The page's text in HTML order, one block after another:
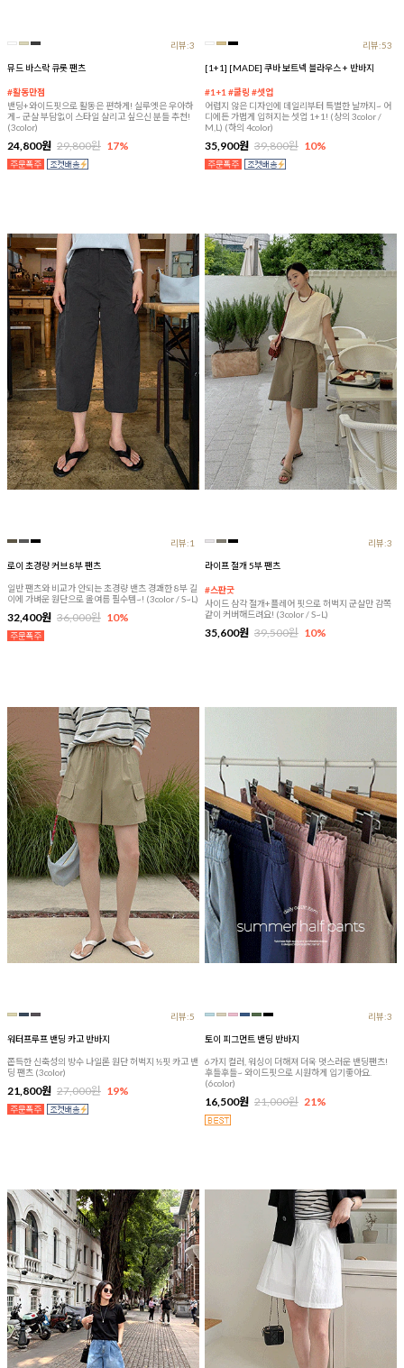
리뷰:3
뮤드 바스락 큐롯 팬츠
#활동만점
밴딩+와이드핏으로 활동은 편하게! 실루엣은 우아하
게~ 군살 부담없이 스타일 살리고 싶으신 분들 추천!
(3color)
24,800원 29,800원 17%
리뷰:53
[1+1] [MADE] 쿠바 보트넥 블라우스 + 반바지
#1+1 #쿨링 #셋업
어렵지 않은 디자인에 데일리부터 특별한 날까지~ 어
디에든 가볍게 입혀지는 셋업 1+1! (상의 3color /
M,L) (하의 4color)
35,900원 39,800원 10%
리뷰:1
로이 초경량 커브 8부 팬츠
일반 팬츠와 비교가 안되는 초경량 밴츠 경쾌한 8부 길
이에 가벼운 원단으로 올여름 필수템~! (3color / S~L)
32,400원 36,000원 10%
리뷰:3
라이프 절개 5부 팬츠
#스판굿
사이드 삼각 절개+플레어 핏으로 허벅지 군살만 감쪽
같이 커버해드려요! (3color / S~L)
35,600원 39,500원 10%
리뷰:5
워터프루프 밴딩 카고 반바지
쫀득한 신축성의 방수 나일론 원단 허벅지 ½핏 카고 밴
딩 팬츠 (3color)
21,800원 27,000원 19%
리뷰:3
토이 피그먼트 밴딩 반바지
6가지 컬러, 워싱이 더해져 더욱 멋스러운 밴딩팬츠!
후들후들~ 와이드핏으로 시원하게 입기좋아요.
(6color)
16,500원 21,000원 21%